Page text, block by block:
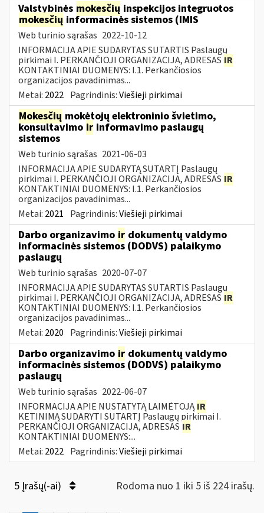
Valstybinės mokesčių inspekcijos integruotos
mokesčių informacinės sistemos (IMIS
Web turinio sąrašas 2022-10-12
INFORMACIJA APIE SUDARYTAS SUTARTIS Paslaugų
pirkimai I. PERKANČIOJI ORGANIZACIJA, ADRESAS IR
KONTAKTINIAI DUOMENYS: I.1. Perkančiosios
organizacijos pavadinimas...
Metai: 2022 Pagrindinis:Viešieji pirkimai
Mokesčių mokėtojų elektroninio švietimo,
konsultavimo ir informavimo paslaugų
sistemos
Web turinio sąrašas 2021-06-03
INFORMACIJA APIE SUDARYTĄ SUTARTĮ Paslaugų
pirkimai I. PERKANČIOJI ORGANIZACIJA, ADRESAS IR
KONTAKTINIAI DUOMENYS: I.1. Perkančiosios
organizacijos pavadinimas...
Metai: 2021 Pagrindinis:Viešieji pirkimai
Darbo organizavimo ir dokumentų valdymo
informacinės sistemos (DODVS) palaikymo
paslaugų
Web turinio sąrašas 2020-07-07
INFORMACIJA APIE SUDARYTAS SUTARTIS Paslaugų
pirkimai I. PERKANČIOJI ORGANIZACIJA, ADRESAS IR
KONTAKTINIAI DUOMENYS: I.1. Perkančiosios
organizacijos pavadinimas...
Metai: 2020 Pagrindinis:Viešieji pirkimai
Darbo organizavimo ir dokumentų valdymo
informacinės sistemos (DODVS) palaikymo
paslaugų
Web turinio sąrašas 2022-06-07
INFORMACIJA APIE NUSTATYTĄ LAIMĖTOJĄIR
KETINIMĄ SUDARYTI SUTARTĮ Paslaugų pirkimai I.
PERKANČIOJI ORGANIZACIJA, ADRESAS IR
KONTAKTINIAI DUOMENYS:...
Metai: 2022 Pagrindinis:Viešieji pirkimai
5 Įrašų(-ai) Rodoma nuo 1 iki 5 iš 224 irašų.